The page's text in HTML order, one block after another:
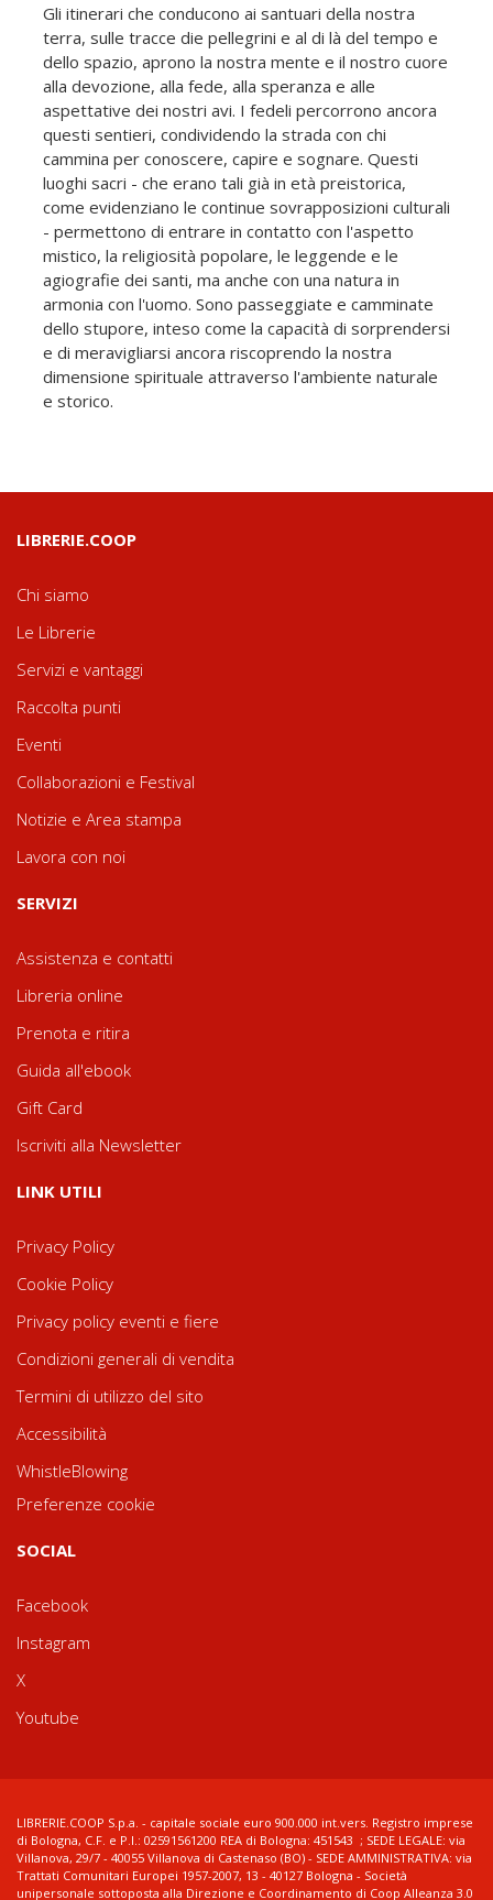
Gli itinerari che conducono ai santuari della nostra
terra, sulle tracce die pellegrini e al di là del tempo e
dello spazio, aprono la nostra mente e il nostro cuore
alla devozione, alla fede, alla speranza e alle
aspettative dei nostri avi. I fedeli percorrono ancora
questi sentieri, condividendo la strada con chi
cammina per conoscere, capire e sognare. Questi
luoghi sacri - che erano tali già in età preistorica,
come evidenziano le continue sovrapposizioni culturali
- permettono di entrare in contatto con l'aspetto
mistico, la religiosità popolare, le leggende e le
agiografie dei santi, ma anche con una natura in
armonia con l'uomo. Sono passeggiate e camminate
dello stupore, inteso come la capacità di sorprendersi
e di meravigliarsi ancora riscoprendo la nostra
dimensione spirituale attraverso l'ambiente naturale
e storico.
LIBRERIE.COOP
Chi siamo
Le Librerie
Servizi e vantaggi
Raccolta punti
Eventi
Collaborazioni e Festival
Notizie e Area stampa
Lavora con noi
SERVIZI
Assistenza e contatti
Libreria online
Prenota e ritira
Guida all'ebook
Gift Card
Iscriviti alla Newsletter
LINK UTILI
Privacy Policy
Cookie Policy
Privacy policy eventi e fiere
Condizioni generali di vendita
Termini di utilizzo del sito
Accessibilità
WhistleBlowing
Preferenze cookie
SOCIAL
Facebook
Instagram
X
Youtube
LIBRERIE.COOP S.p.a. - capitale sociale euro 900.000 int.vers. Registro imprese
di Bologna, C.F. e P.I.: 02591561200 REA di Bologna: 451543 ; SEDE LEGALE: via
Villanova, 29/7 - 40055 Villanova di Castenaso (BO) - SEDE AMMINISTRATIVA: via
Trattati Comunitari Europei 1957-2007, 13 - 40127 Bologna - Società
unipersonale sottoposta alla Direzione e Coordinamento di Coop Alleanza 3.0